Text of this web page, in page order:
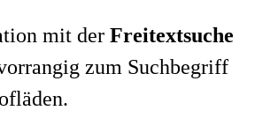
mit der Freitextsuche
zum Suchbegriff